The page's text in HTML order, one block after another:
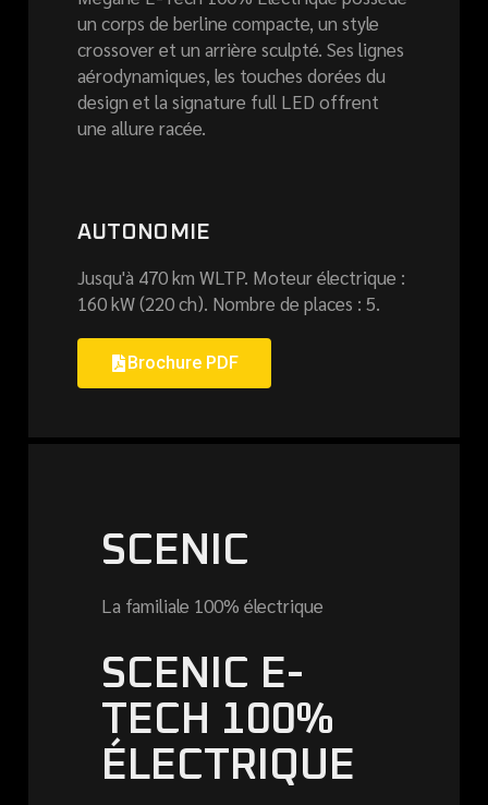
un corps de berline compacte, un style
crossover et un arrière sculpté. Ses lignes
aérodynamiques, les touches dorées du
design et la signature full LED offrent
une allure racée.
AUTONOMIE
Jusqu'à 470 km WLTP. Moteur électrique :
160 kW (220 ch). Nombre de places : 5.
Brochure PDF
SCENIC
La familiale 100% électrique
SCENIC E-
TECH 100%
ÉLECTRIQUE